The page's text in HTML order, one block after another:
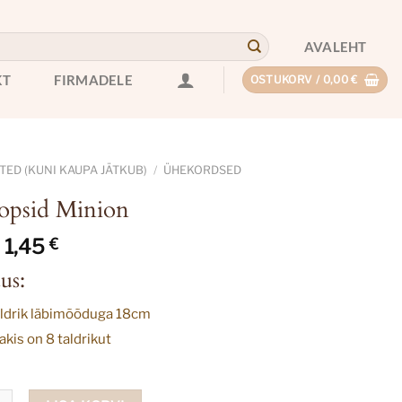
AVALEHT
FIRMADELE OSTUKORV / 0,00€
(KUNI KAUPA JÄTKUB) / ÜHEKORDSED
Minion
Algne
hind
oli:
3,62 €.
1,45€Current
1,45 €.
läbimõõduga 18cm
on 8 taldrikut